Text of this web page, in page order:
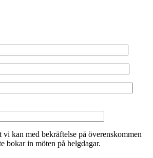
vi kan med bekräftelse på överenskommen
bokar in möten på helgdagar.